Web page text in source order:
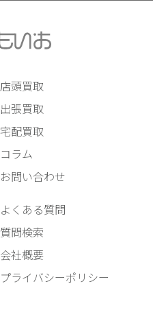
店頭買取
出張買取
宅配買取
コラム
お問い合わせ
よくある質問
質問検索
会社概要
プライバシーポリシー